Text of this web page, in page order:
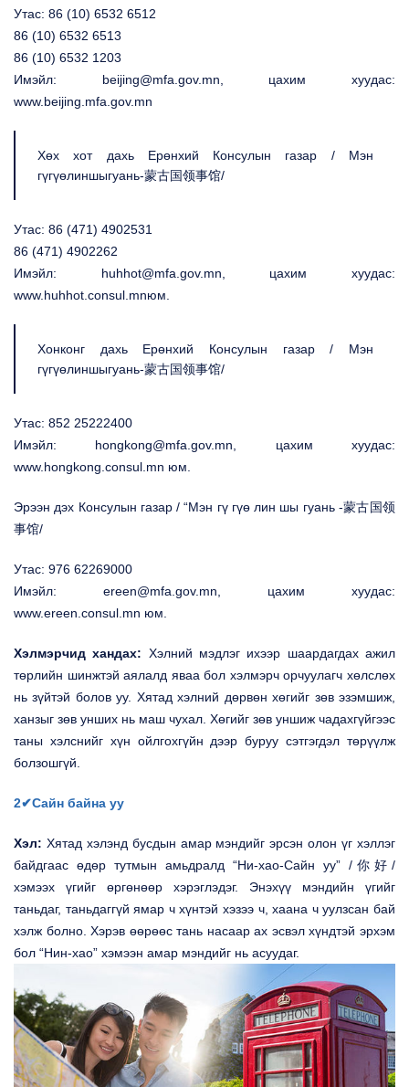
Утас: 86 (10) 6532 6512
86 (10) 6532 6513
86 (10) 6532 1203
Имэйл: beijing@mfa.gov.mn, цахим хуудас:
www.beijing.mfa.gov.mn
Хөх хот дахь Ерөнхий Консулын газар / Мэн
гүгүөлиншыгуань-蒙古国领事馆/
Утас: 86 (471) 4902531
86 (471) 4902262
Имэйл: huhhot@mfa.gov.mn, цахим хуудас:
www.huhhot.consul.mnюм.
Хонконг дахь Ерөнхий Консулын газар / Мэн
гүгүөлиншыгуань-蒙古国领事馆/
Утас: 852 25222400
Имэйл: hongkong@mfa.gov.mn, цахим хуудас:
www.hongkong.consul.mn юм.
Эрээн дэх Консулын газар / “Мэн гү гүө лин шы гуань -蒙古国领
事馆/
Утас: 976 62269000
Имэйл: ereen@mfa.gov.mn, цахим хуудас:
www.ereen.consul.mn юм.
Хэлмэрчид хандах: Хэлний мэдлэг ихээр шаардагдах ажил
төрлийн шинжтэй аялалд яваа бол хэлмэрч орчуулагч хөлслөх
нь зүйтэй болов уу. Хятад хэлний дөрвөн хөгийг зөв эзэмшиж,
ханзыг зөв унших нь маш чухал. Хөгийг зөв уншиж чадахгүйгээс
таны хэлснийг хүн ойлгохгүйн дээр буруу сэтгэгдэл төрүүлж
болзошгүй.
2✔Сайн байна уу
Хэл: Хятад хэлэнд бусдын амар мэндийг эрсэн олон үг хэллэг
байдгаас өдөр тутмын амьдралд “Ни-хао-Сайн уу” /你好/
хэмээх үгийг өргөнөөр хэрэглэдэг. Энэхүү мэндийн үгийг
таньдаг, таньдаггүй ямар ч хүнтэй хэзээ ч, хаана ч уулзсан бай
хэлж болно. Хэрэв өөрөөс тань насаар ах эсвэл хүндтэй эрхэм
бол “Нин-хао” хэмээн амар мэндийг нь асуудаг.